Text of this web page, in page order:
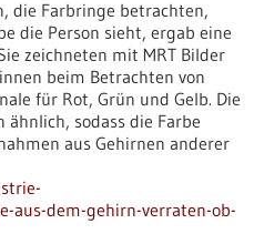
die Farbringe betrachten,
die Person sieht, ergab eine
zeichneten mit MRT Bilder
beim Betrachten von
für Rot, Grün und Gelb. Die
sodass die Farbe
aus Gehirnen anderer
dem-gehirn-verraten-ob-